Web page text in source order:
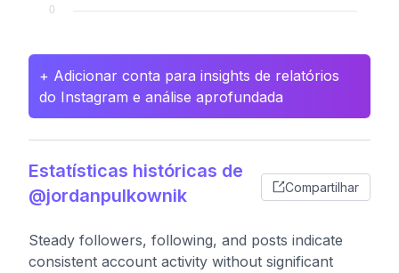
+ Adicionar conta para insights de relatórios
do Instagram e análise aprofundada
Estatísticas históricas de
@jordanpulkownik
Compartilhar
Steady followers, following, and posts indicate
consistent account activity without significant